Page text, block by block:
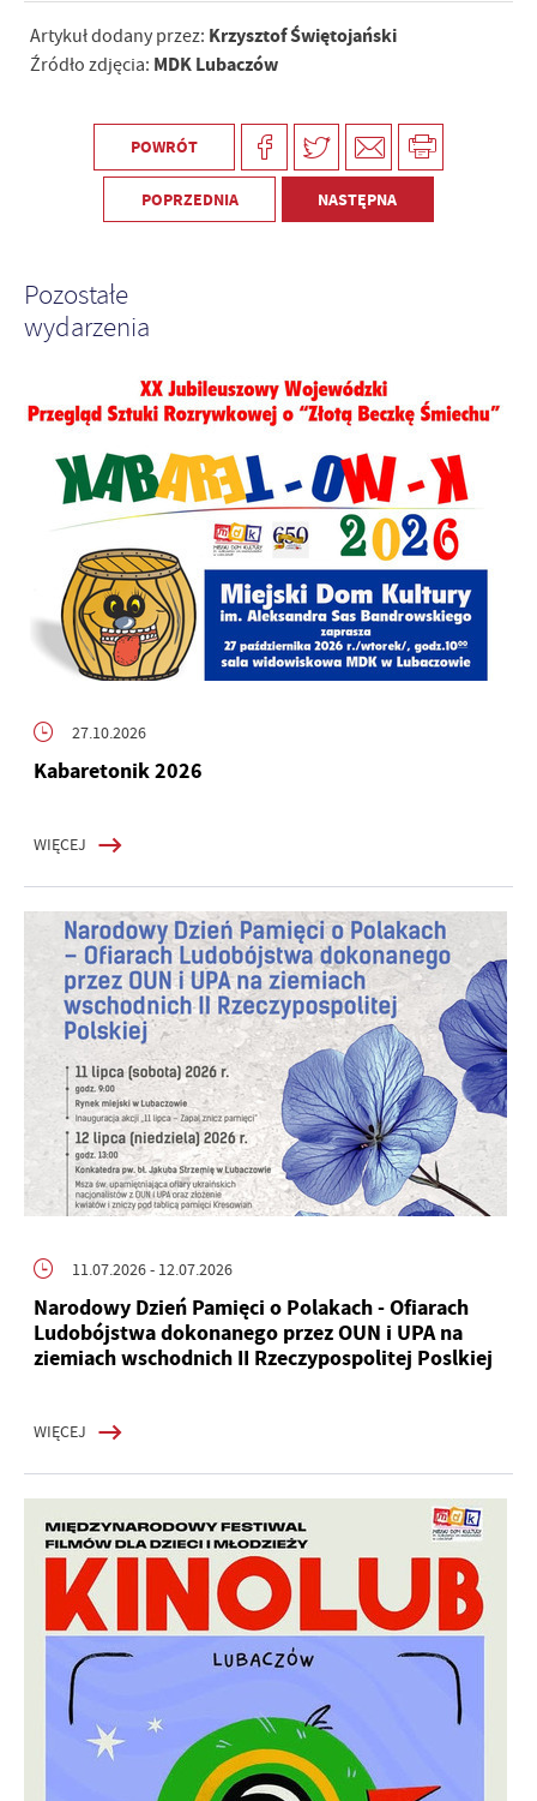
Artykuł dodany przez: Krzysztof Świętojański
Źródło zdjęcia: MDK Lubaczów
POWRÓT
POPRZEDNIA NASTĘPNA
Pozostałe
wydarzenia
27.10.2026
Kabaretonik 2026
WIĘCEJ
11.07.2026- 12.07.2026
Narodowy Dzień Pamięci o Polakach - Ofiarach
Ludobójstwa dokonanego przez OUN i UPA na
ziemiach wschodnich II Rzeczypospolitej Poslkiej
WIĘCEJ